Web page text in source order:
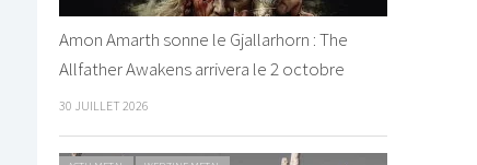
Amon Amarth sonne le Gjallarhorn : The
Allfather Awakens arrivera le 2 octobre
30 JUILLET 2026